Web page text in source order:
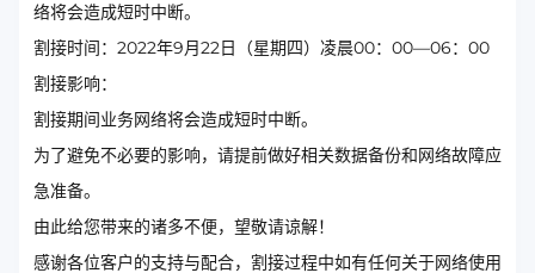
络将会造成短时中断。
割接时间：2022年9月22日（星期四）凌晨00：00—06：00
割接影响：
割接期间业务网络将会造成短时中断。
为了避免不必要的影响，请提前做好相关数据备份和网络故障应
急准备。
由此给您带来的诸多不便，望敬请谅解！
感谢各位客户的支持与配合，割接过程中如有任何关于网络使用